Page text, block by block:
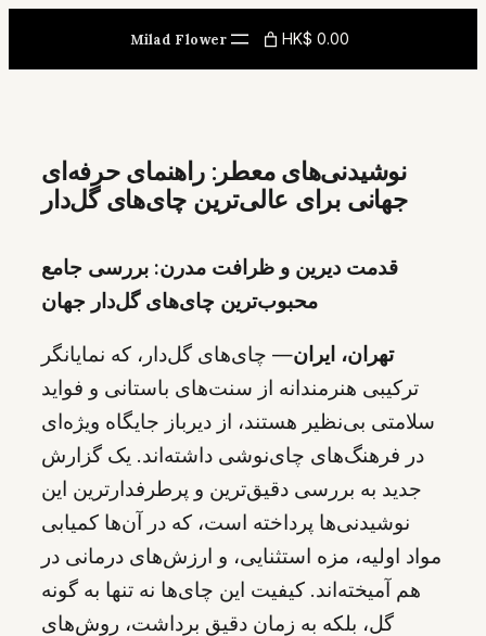
content
Milad Flower HK$ 0.00
نوشيدنی‌های معطر: راهنمای حرفه‌ای
جهانی برای عالی‌ترین چای‌های گل‌دار
قدمت دیرین و ظرافت مدرن: بررسی جامع
محبوب‌ترین چای‌های گل‌دار جهان
تهران، ایران— چای‌های گل‌دار، که نمایانگر
ترکیبی هنرمندانه از سنت‌های باستانی و فواید
سلامتی بی‌نظیر هستند، از دیرباز جایگاه ویژه‌ای
در فرهنگ‌های چای‌نوشی داشته‌اند. یک گزارش
جدید به بررسی دقیق‌ترین و پرطرفدارترین این
نوشیدنی‌ها پرداخته است، که در آن‌ها کمیابی
مواد اولیه، مزه استثنایی، و ارزش‌های درمانی در
هم آمیخته‌اند. کیفیت این چای‌ها نه تنها به گونه
گل، بلکه به زمان دقیق برداشت، روش‌های